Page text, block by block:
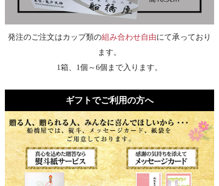
発注のご注文はカップ類の組み合わせ自由にて承っており
ます。
1箱、1個～6個まで入ります。
ギフトでご利用の方へ